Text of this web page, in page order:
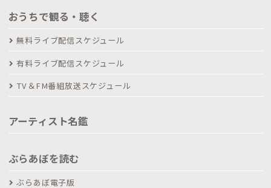
おうちで観る・聴く
無料ライブ配信スケジュール
有料ライブ配信スケジュール
TV＆FM番組放送スケジュール
アーティスト名鑑
ぶらあぼを読む
ぶらあぼ電子版